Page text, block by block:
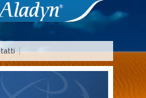
Area agenzie di viaggio